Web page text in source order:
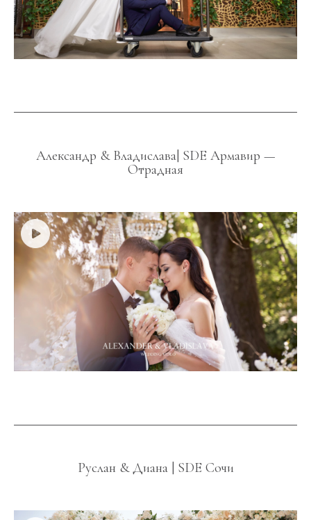
Александр & Владислава| SDE Армавир —
Отрадная
Руслан & Диана | SDE Сочи